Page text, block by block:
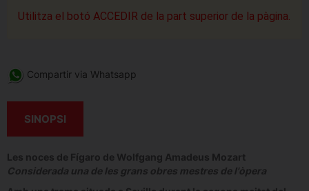
Utilitza el botó ACCEDIR de la part superior de la pàgina.
Compartir via Whatsapp
SINOPSI
Les noces de Fígaro de Wolfgang Amadeus Mozart
Considerada una de les grans obres mestres de l'òpera